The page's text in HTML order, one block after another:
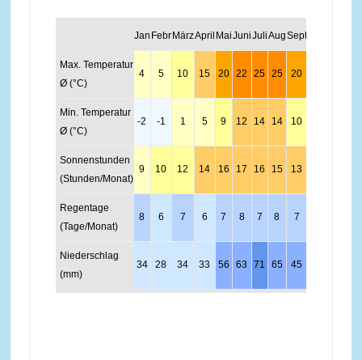
Jan Febr MärzApril MaiJuniJuliAugSept
Max. Temperatur
Ø (°C)
4 5 10 15 20 22 25 25 20
Min. Temperatur
Ø (°C)
-2 -1 1 5 9 12 14 14 10
Sonnenstunden
(Stunden/Monat)
9 10 12 14 16 17 16 15 13
Regentage
(Tage/Monat)
8 6 7 6 7 8 7 8 7
Niederschlag
(mm)
34 28 34 33 56 63 71 65 45